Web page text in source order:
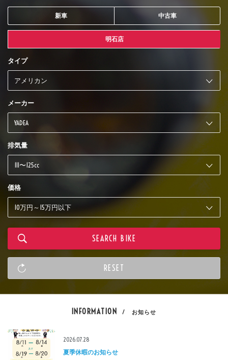
新車 中古車
明石店
タイプ
メーカー
排気量
価格
INFORMATION / お知らせ
2026.07.28
夏季休暇のお知らせ